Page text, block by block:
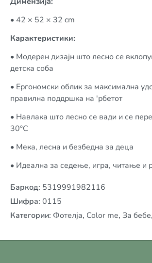
• 42 × 52 × 32 cm
Карактеристики:
• Модерен дизајн што лесно се
детска соба
• Ергономски облик за максимална
правилна поддршка на 'рбетот
• Навлака што лесно се вади и се
30°C
• Мека, лесна и безбедна за деца
• Идеална за седење, игра, читање и
Баркод: 5319991982116
Шифра: 0115
Категории: Фотелја, Color me, За бебе,